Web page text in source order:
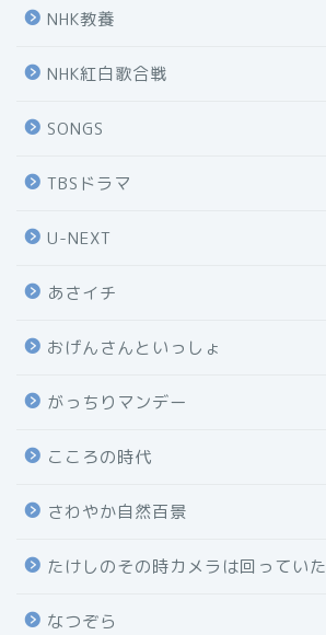
NHK教養
NHK紅白歌合戦
SONGS
TBSドラマ
U-NEXT
あさイチ
おげんさんといっしょ
がっちりマンデー
こころの時代
さわやか自然百景
たけしのその時カメラは回っていた
なつぞら